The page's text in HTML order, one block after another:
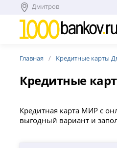
Дмитров
Главная Кредитные карты
Кредитные
Кредитная карта МИР с
выгодный вариант и